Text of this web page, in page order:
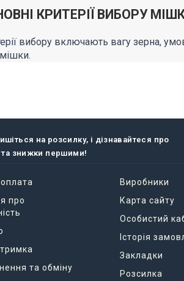
КРИТЕРІЇ ВИБОРУ
вибору включають вагу зерна,
на розсилку, і дізнавайтеся про
та знижки першими!
про
та обміну
Виробники
Карта сайту
Особистий
Історія
Закладки
Розсилка